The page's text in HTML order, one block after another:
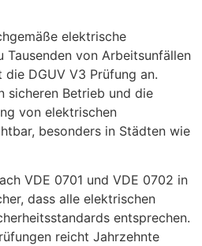
elektrische
Tausenden von Arbeitsunfällen
DGUV V3 Prüfung an.
sicheren Betrieb und die
von elektrischen
besonders in Städten wie
VDE 0701 und VDE 0702 in
dass alle elektrischen
entsprechen.
reicht Jahrzehnte